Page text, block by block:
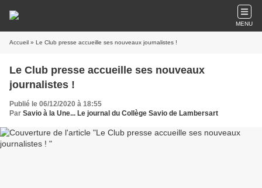
MENU
Accueil » Le Club presse accueille ses nouveaux journalistes !
Le Club presse accueille ses nouveaux
journalistes !
Publié le 06/12/2020 à 18:55
Par Savio à la Une... Le journal du Collège Savio de Lambersart